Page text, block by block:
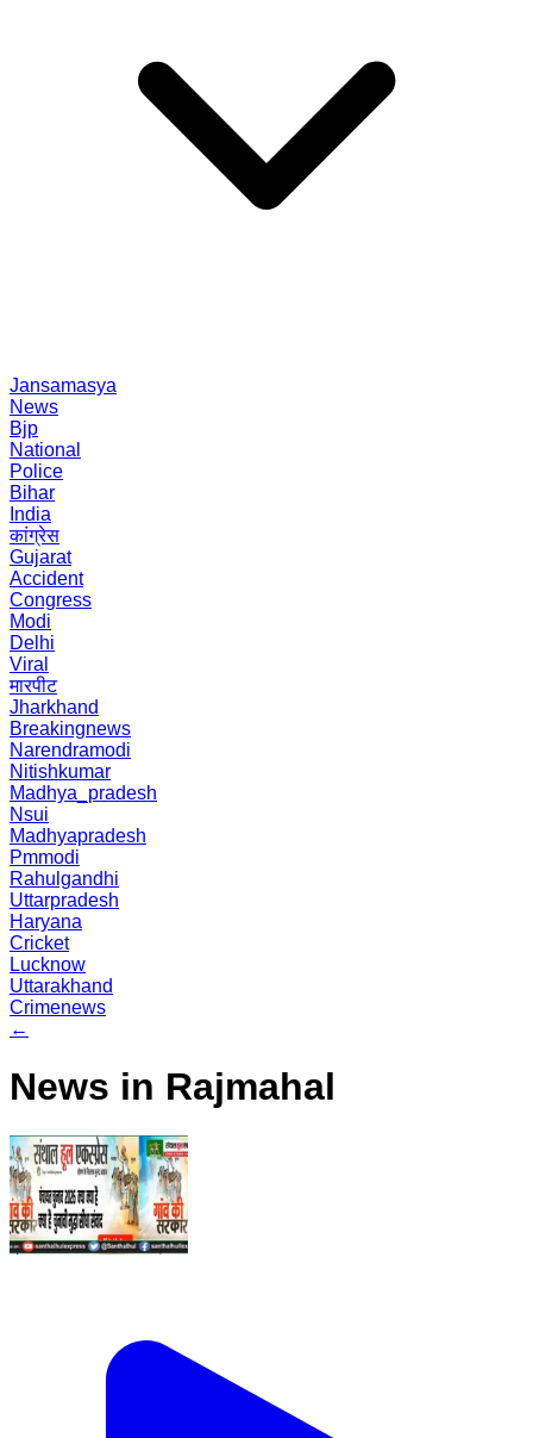
Jansamasya
News
Bjp
National
Police
Bihar
India
कांग्रेस
Gujarat
Accident
Congress
Modi
Delhi
Viral
मारपीट
Jharkhand
Breakingnews
Narendramodi
Nitishkumar
Madhya_pradesh
Nsui
Madhyapradesh
Pmmodi
Rahulgandhi
Uttarpradesh
Haryana
Cricket
Lucknow
Uttarakhand
Crimenews
←
News in Rajmahal